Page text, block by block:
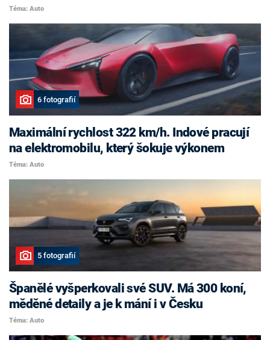
Téma: Auto
6 fotografií
Maximální rychlost 322 km/h. Indové pracují
na elektromobilu, který šokuje výkonem
Téma: Auto
5 fotografií
Španělé vyšperkovali své SUV. Má 300 koní,
měděné detaily a je k mání i v Česku
Téma: Auto